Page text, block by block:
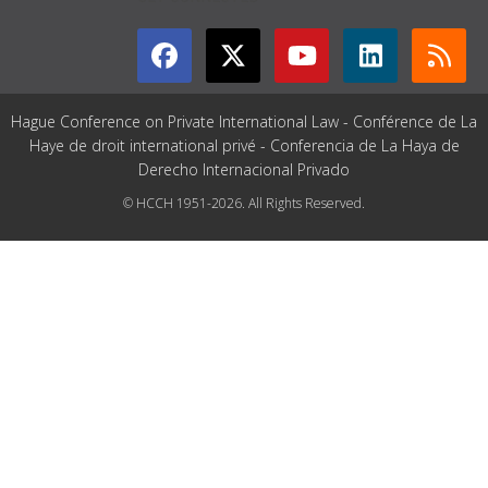
Hague Conference on Private International Law - Conférence de La
Haye de droit international privé - Conferencia de La Haya de
Derecho Internacional Privado
© HCCH 1951-2026. All Rights Reserved.